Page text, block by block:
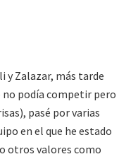
y Zalazar, más tarde
no podía competir pero
pasé por varias
en el que he estado
otros valores como